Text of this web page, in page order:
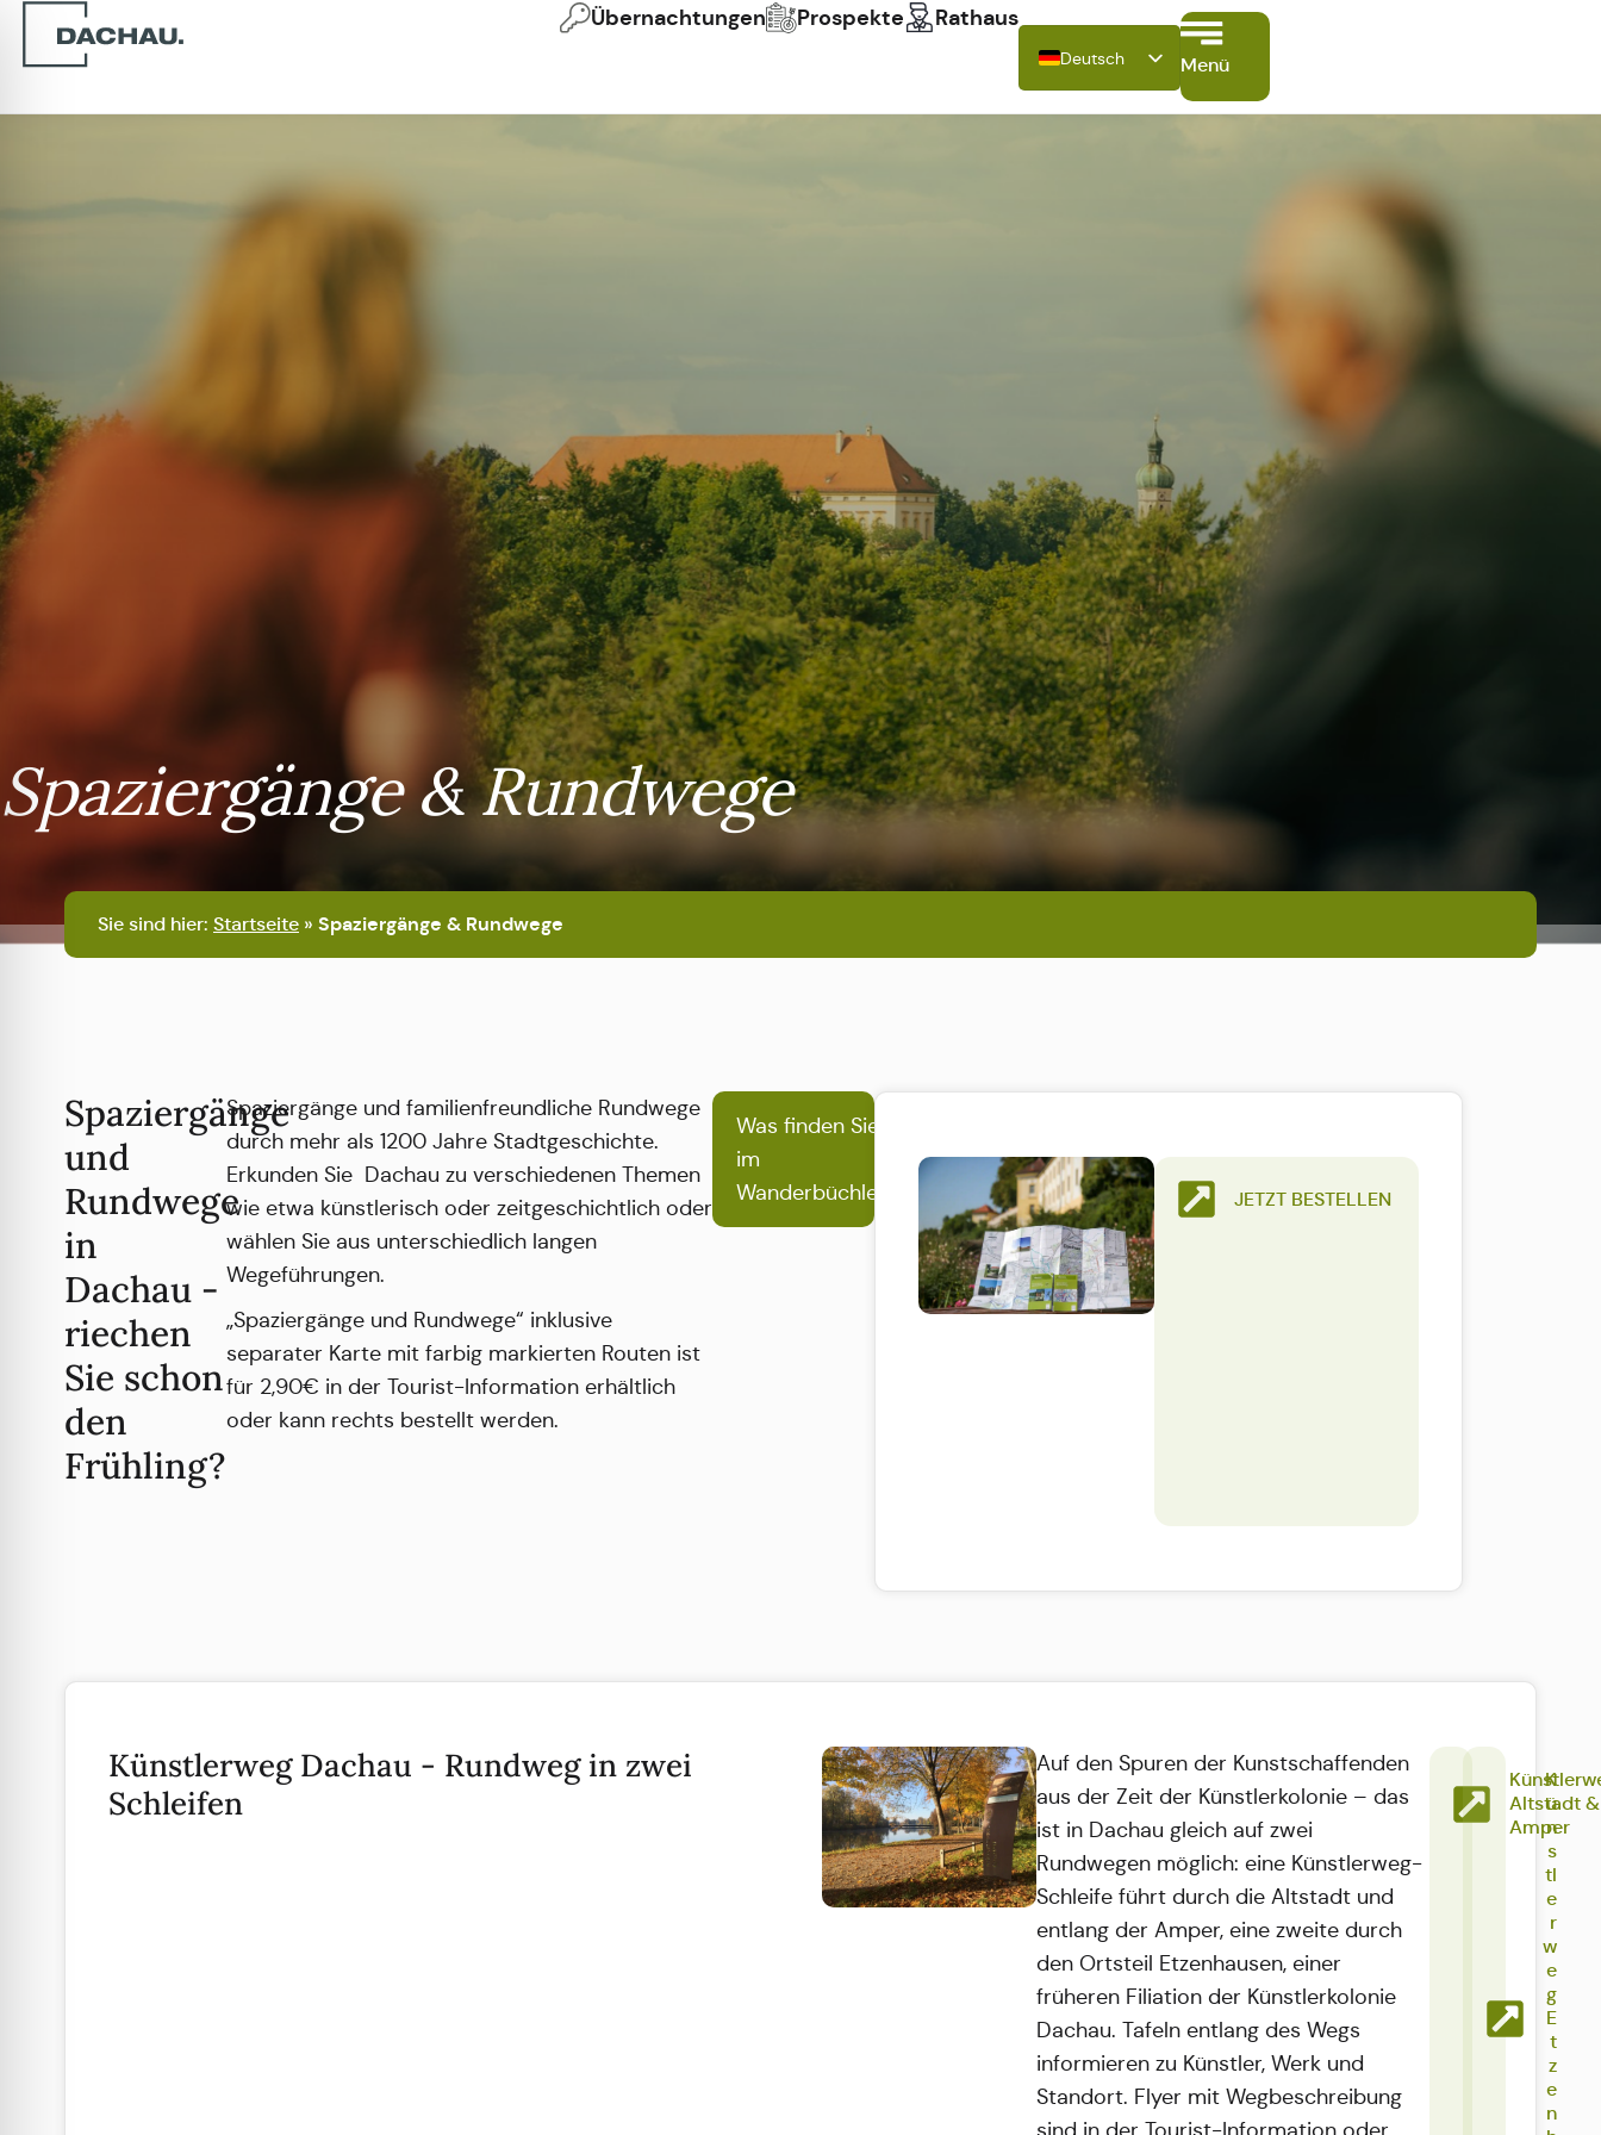
Übernachtungen Prospekte Rathaus
Deutsch
English
Menü
Sie sind hier: Startseite » Spaziergänge & Rundwege
Spaziergänge & Rundwege
Spaziergänge
und
Rundwege
in
Dachau -
riechen
Sie schon
den
Frühling?
Spaziergänge und familienfreundliche Rundwege
durch mehr als 1200 Jahre Stadtgeschichte.
Erkunden Sie Dachau zu verschiedenen Themen
wie etwa künstlerisch oder zeitgeschichtlich oder
wählen Sie aus unterschiedlich langen
Wegeführungen.
„Spaziergänge und Rundwege“ inklusive
separater Karte mit farbig markierten Routen ist
für 2,90€ in der Tourist-Information erhältlich
oder kann rechts bestellt werden.
Was finden Sie
im
Wanderbüchlein?
JETZT BESTELLEN
Künstlerweg Dachau - Rundweg in zwei
Schleifen
Auf den Spuren der Kunstschaffenden
aus der Zeit der Künstlerkolonie – das
ist in Dachau gleich auf zwei
Rundwegen möglich: eine Künstlerweg-
Schleife führt durch die Altstadt und
entlang der Amper, eine zweite durch
den Ortsteil Etzenhausen, einer
früheren Filiation der Künstlerkolonie
Dachau. Tafeln entlang des Wegs
informieren zu Künstler, Werk und
Standort. Flyer mit Wegbeschreibung
Altstadt &
Amper
K
ü
n
s
tl
e
r
w
e
g
E
t
z
e
n